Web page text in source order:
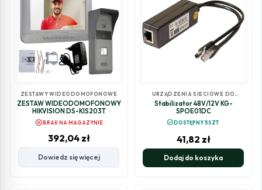
ZESTAWY WIDEODOMOFONOWE
ZESTAW WIDEODOMOFONOWY
HIKVISION DS-KIS203T
cancelBRAK NA MAGAZYNIE
392,04 zł
Dowiedz się więcej
URZĄDZENIA SIECIOWE DO
MONITORINGU
Stabilizator 48V/12V KG-
SPOE01DC
check_circleDOSTĘPNY 5SZT.
41,82 zł
Dodaj do koszyka